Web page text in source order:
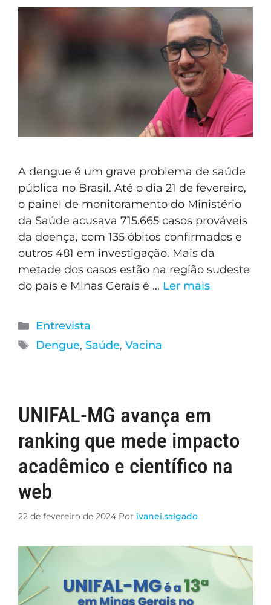
A dengue é um grave problema de saúde
pública no Brasil. Até o dia 21 de fevereiro,
o painel de monitoramento do Ministério
da Saúde acusava 715.665 casos prováveis
da doença, com 135 óbitos confirmados e
outros 481 em investigação. Mais da
metade dos casos estão na região sudeste
do país e Minas Gerais é … Ler mais
Entrevista
Dengue, Saúde, Vacina
UNIFAL-MG avança em
ranking que mede impacto
acadêmico e científico na
web
22 de fevereiro de 2024 Por ivanei.salgado